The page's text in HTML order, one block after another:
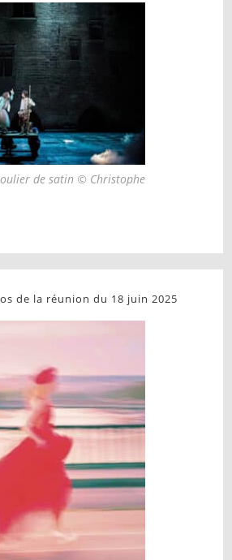
de satin © Christophe
de la réunion du 18 juin 2025